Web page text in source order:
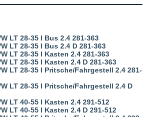
LT 28-35 I Bus 2.4 281-363
LT 28-35 I Bus 2.4 D 281-363
LT 28-35 I Kasten 2.4 281-363
LT 28-35 I Kasten 2.4 D 281-363
LT 28-35 I Pritsche/Fahrgestell 2.4 281-
LT 28-35 I Pritsche/Fahrgestell 2.4 D
LT 40-55 I Kasten 2.4 291-512
LT 40-55 I Kasten 2.4 D 291-512